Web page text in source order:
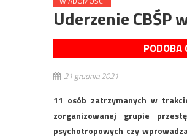
Uderzenie CBŚP
PODOBA
21 grudnia 2021
11 osób zatrzymanych w
zorganizowanej grupie
psychotropowych czy